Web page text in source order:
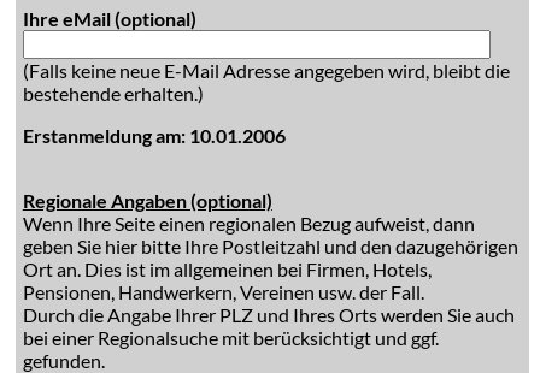
Ihre eMail (optional)
(Falls keine neue E-Mail Adresse angegeben wird, bleibt die
bestehende erhalten.)
Erstanmeldung am: 10.01.2006
Regionale Angaben (optional)
Wenn Ihre Seite einen regionalen Bezug aufweist, dann
geben Sie hier bitte Ihre Postleitzahl und den dazugehörigen
Ort an. Dies ist im allgemeinen bei Firmen, Hotels,
Pensionen, Handwerkern, Vereinen usw. der Fall.
Durch die Angabe Ihrer PLZ und Ihres Orts werden Sie auch
bei einer Regionalsuche mit berücksichtigt und ggf.
gefunden.